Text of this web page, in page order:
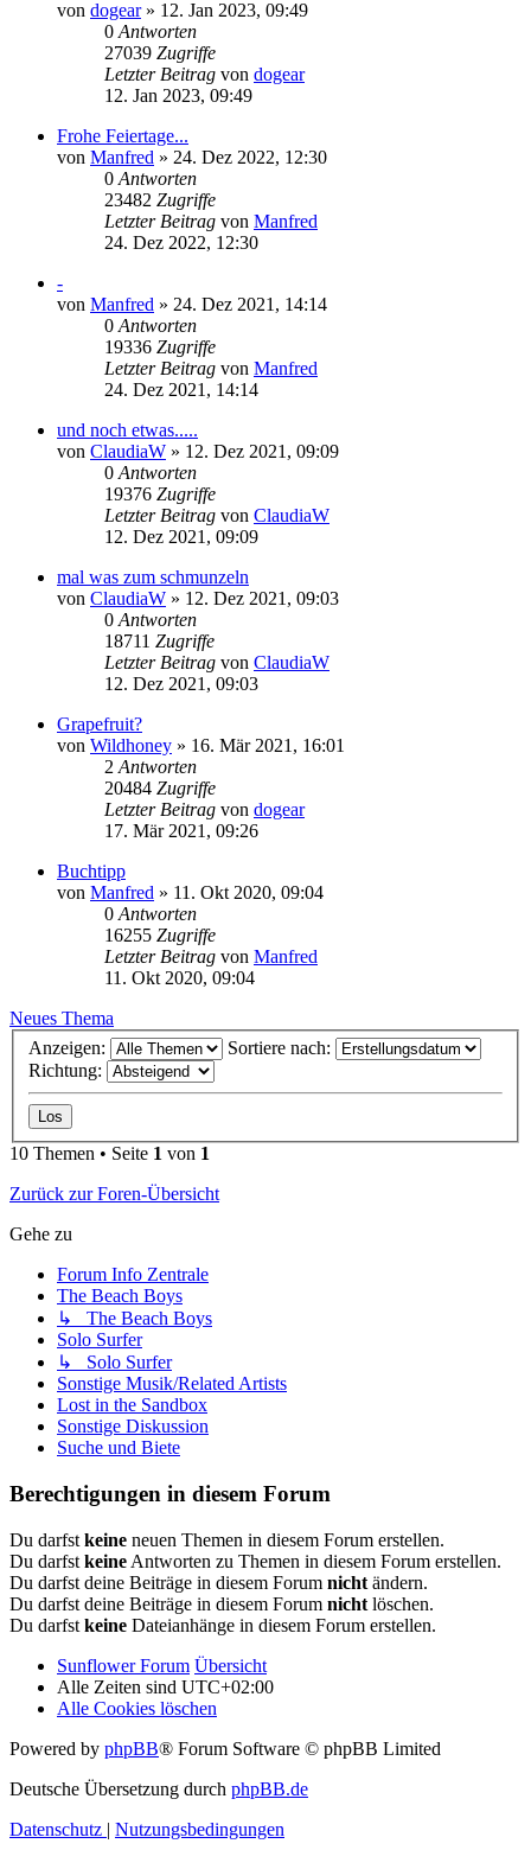
von dogear» 12. Jan 2023, 09:49
0 Antworten
27039 Zugriffe
Letzter Beitrag von dogear
12. Jan 2023, 09:49
Frohe Feiertage...
von Manfred » 24. Dez 2022, 12:30
0 Antworten
23482 Zugriffe
Letzter Beitrag von Manfred
24. Dez 2022, 12:30
-
von Manfred » 24. Dez 2021, 14:14
0 Antworten
19336 Zugriffe
Letzter Beitrag von Manfred
24. Dez 2021, 14:14
und noch etwas.....
von ClaudiaW » 12. Dez 2021, 09:09
0 Antworten
19376 Zugriffe
Letzter Beitrag von ClaudiaW
12. Dez 2021, 09:09
mal was zum schmunzeln
von ClaudiaW » 12. Dez 2021, 09:03
0 Antworten
18711 Zugriffe
Letzter Beitrag von ClaudiaW
12. Dez 2021, 09:03
Grapefruit?
von Wildhoney » 16. Mär 2021, 16:01
2 Antworten
20484 Zugriffe
Letzter Beitrag von dogear
17. Mär 2021, 09:26
Buchtipp
von Manfred » 11. Okt 2020, 09:04
0 Antworten
16255 Zugriffe
Letzter Beitrag von Manfred
11. Okt 2020, 09:04
Neues Thema
Anzeigen:
Sortiere nach:
Richtung:
10 Themen • Seite 1 von 1
Zurück zur Foren-Übersicht
Gehe zu
Forum Info Zentrale
The Beach Boys
↳ The Beach Boys
Solo Surfer
↳ Solo Surfer
Sonstige Musik/Related Artists
Lost in the Sandbox
Sonstige Diskussion
Suche und Biete
Berechtigungen in diesem Forum
Du darfst keine neuen Themen in diesem Forum erstellen.
Du darfst keine Antworten zu Themen in diesem Forum erstellen.
Du darfst deine Beiträge in diesem Forum nicht ändern.
Du darfst deine Beiträge in diesem Forum nicht löschen.
Du darfst keine Dateianhänge in diesem Forum erstellen.
Sunflower Forum Übersicht
Alle Zeiten sind UTC+02:00
Alle Cookies löschen
Powered by phpBB® Forum Software © phpBB Limited
Deutsche Übersetzung durch phpBB.de
Datenschutz | Nutzungsbedingungen